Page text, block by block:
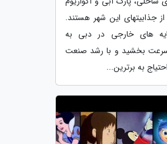
جذابیتهای این شهر هستند.
های خارجی در دبی به
بخشید و با رشد صنعت
به برترین...